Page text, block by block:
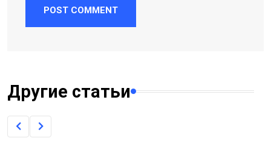
POST COMMENT
Другие статьи